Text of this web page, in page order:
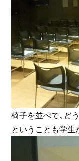
椅子を並べて、ど
ということも学生